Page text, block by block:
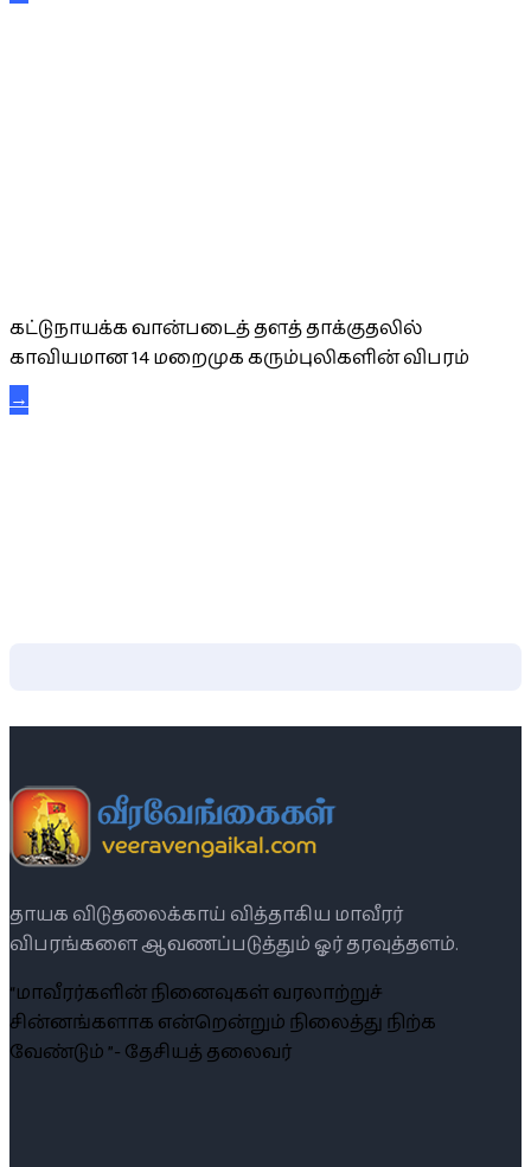
கட்டுநாயக்க வான்படைத் தளத் தாக்குதலில்
காவியமான 14 மறைமுக கரும்புலிகளின் விபரம்
→
தாயக விடுதலைக்காய் வித்தாகிய மாவீரர்
விபரங்களை ஆவணப்படுத்தும் ஓர் தரவுத்தளம்.
“மாவீரர்களின் நினைவுகள் வரலாற்றுச்
சின்னங்களாக என்றென்றும் நிலைத்து நிற்க
வேண்டும் ”- தேசியத் தலைவர்